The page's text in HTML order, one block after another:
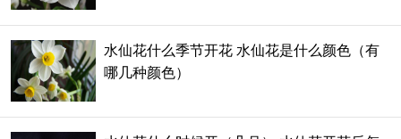
水仙花什么季节开花 水仙花是什么颜色（有
哪几种颜色）